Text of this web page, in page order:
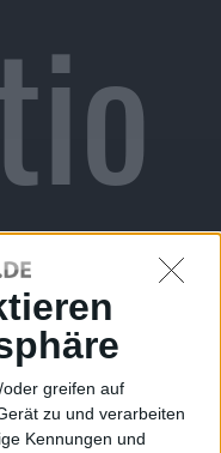
greifen auf
zu und verarbeiten
Kennungen und